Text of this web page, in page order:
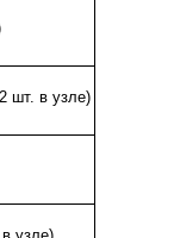
шт. в узле)